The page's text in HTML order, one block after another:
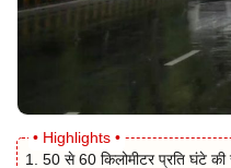
50 से 60 किलोमीटर प्रति घंटे की